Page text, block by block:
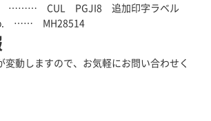
……… CUL PGJI8 追加印字ラベル
…… MH28514
変動しますので、お気軽にお問い合わせく